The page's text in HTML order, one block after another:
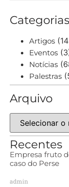
Categorias
Artigos
Eventos
Notícias
Palestras
Arquivo
Recentes
Empresa fruto
caso do Perse
admin